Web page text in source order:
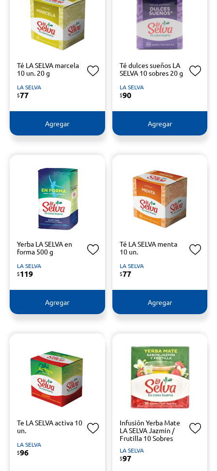
Té LA SELVA marcela
10 un. 20 g
LA SELVA
$77
Agregar
Té dulces sueños LA
SELVA 10 sobres 20 g
LA SELVA
$90
Agregar
Yerba LA SELVA en
forma 500 g
LA SELVA
$119
Agregar
Té LA SELVA menta
10 un.
LA SELVA
$77
Agregar
Te LA SELVA activa 10
un.
LA SELVA
$96
Infusión Yerba Mate
LA SELVA Jazmin /
Frutilla 10 Sobres
LA SELVA
$97